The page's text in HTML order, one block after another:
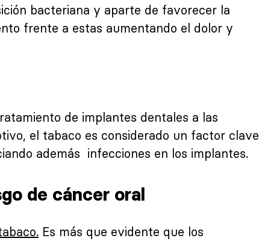
bacteriana y aparte de favorecer la
frente a estas aumentando el dolor y
de implantes dentales a las
el tabaco es considerado un factor clave
además infecciones en los implantes.
de cáncer oral
Es más que evidente que los